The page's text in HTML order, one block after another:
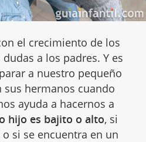
el crecimiento de los
a los padres. Y es
a nuestro pequeño
hermanos cuando
ayuda a hacernos a
hijo es bajito o alto, si
si se encuentra en un